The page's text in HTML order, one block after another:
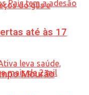
Mourão
até às 17